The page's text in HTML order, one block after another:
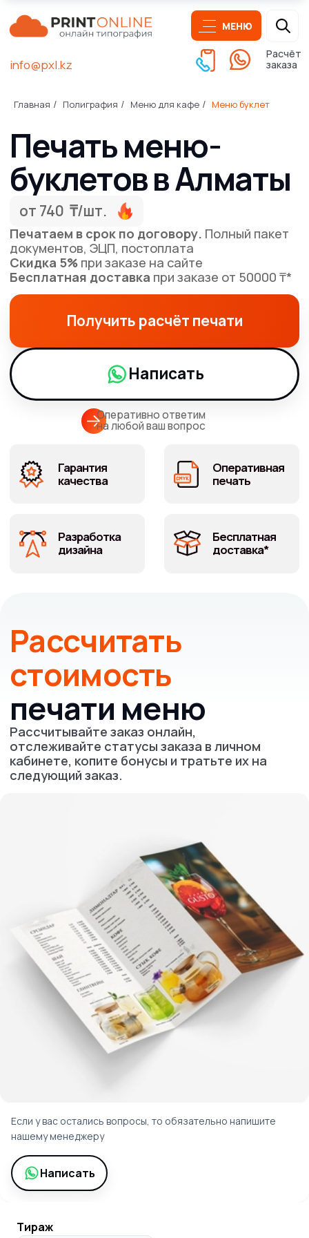
Расчёт
Главная / Полиграфия / Меню для кафе / Меню буклет
Печать меню-
буклетов в Алматы
от 740 ₸/шт.
Печатаем в срок по договору.
Полный пакет
документов, ЭЦП, постоплата
Скидка 5%при заказе на сайте
Бесплатная доставка
Получить расчёт печати
Написать
Оперативно ответим
Бесплатная
Рассчитать
стоимость
отслеживайте статусы заказа в личном
кабинете, копите бонусы и тратьте их на
следующий заказ.
Если у вас остались вопросы, то обязательно напишите
нашему менеджеру
Написать
Тираж